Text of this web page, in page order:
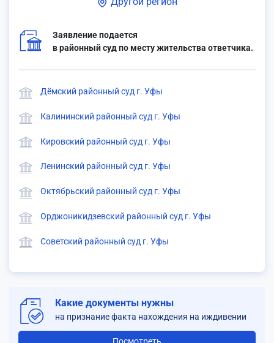
Заявление подается
в районный суд по месту жительства ответчика.
Дёмский районный суд г. Уфы
Калининский районный суд г. Уфы
Кировский районный суд г. Уфы
Ленинский районный суд г. Уфы
Октябрьский районный суд г. Уфы
Орджоникидзевский районный суд г. Уфы
Советский районный суд г. Уфы
Какие документы нужны
на признание факта нахождения на иждивении